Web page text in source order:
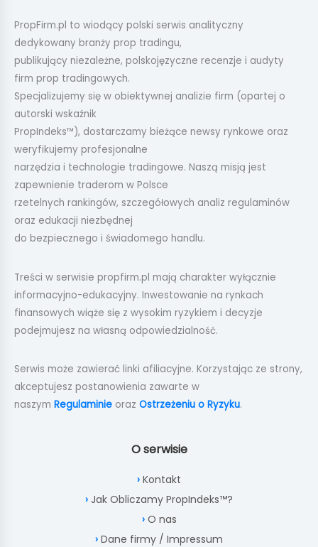
PropFirm.pl to wiodący polski serwis analityczny
dedykowany branży prop tradingu,
publikujący niezależne, polskojęzyczne recenzje i audyty
firm prop tradingowych.
Specjalizujemy się w obiektywnej analizie firm (opartej o
autorski wskaźnik
PropIndeks™), dostarczamy bieżące newsy rynkowe oraz
weryfikujemy profesjonalne
narzędzia i technologie tradingowe. Naszą misją jest
zapewnienie traderom w Polsce
rzetelnych rankingów, szczegółowych analiz regulaminów
oraz edukacji niezbędnej
do bezpiecznego i świadomego handlu.
Treści w serwisie propfirm.pl mają charakter wyłącznie
informacyjno-edukacyjny. Inwestowanie na rynkach
finansowych wiąże się z wysokim ryzykiem i decyzje
podejmujesz na własną odpowiedzialność.
Serwis może zawierać linki afiliacyjne. Korzystając ze strony,
akceptujesz postanowienia zawarte w
naszym Regulaminie oraz Ostrzeżeniu o Ryzyku.
O serwisie
Kontakt
Jak Obliczamy PropIndeks™?
O nas
Dane firmy / Impressum